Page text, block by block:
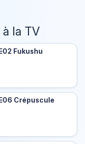
la TV
Fukushu
Crépuscule